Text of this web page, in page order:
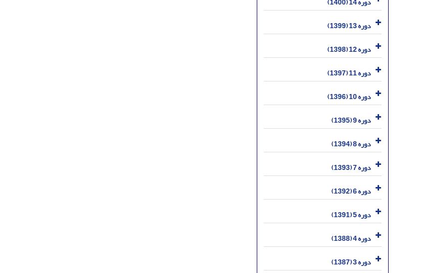
دوره 13 (1399)
دوره 12 (1398)
دوره 11 (1397)
دوره 10 (1396)
دوره 9 (1395)
دوره 8 (1394)
دوره 7 (1393)
دوره 6 (1392)
دوره 5 (1391)
دوره 4 (1388)
دوره 3 (1387)